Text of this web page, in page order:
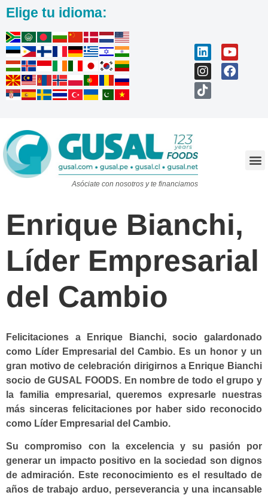
Elige tu idioma:
Asóciate con nosotros y te financiamos
Enrique Bianchi,
Líder Empresarial
del Cambio
Felicitaciones a Enrique Bianchi, socio galardonado
como Líder Empresarial del Cambio. Es un honor y un
gran motivo de celebración dirigirnos a Enrique Bianchi
socio de GUSAL FOODS. En nombre de todo el grupo y
la familia empresarial, queremos expresarle nuestras
más sinceras felicitaciones por haber sido reconocido
como Líder Empresarial del Cambio.
Su compromiso con la excelencia y su pasión por
generar un impacto positivo en la sociedad son dignos
de admiración. Este reconocimiento es el resultado de
años de trabajo arduo, perseverancia y una incansable